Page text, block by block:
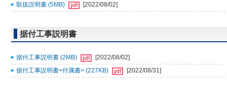
取扱説明書 (5MB) [2022/08/02]
据付工事説明書
据付工事説明書 (2MB)
[2022/08/02]
据付工事説明書<付属書> (227KB)
[2022/08/31]